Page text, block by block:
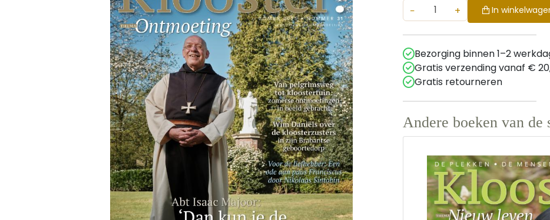
− + In
Bezorging binnen 1–2
Gratis verzending vanaf €
Gratis retourneren
Andere boeken van de